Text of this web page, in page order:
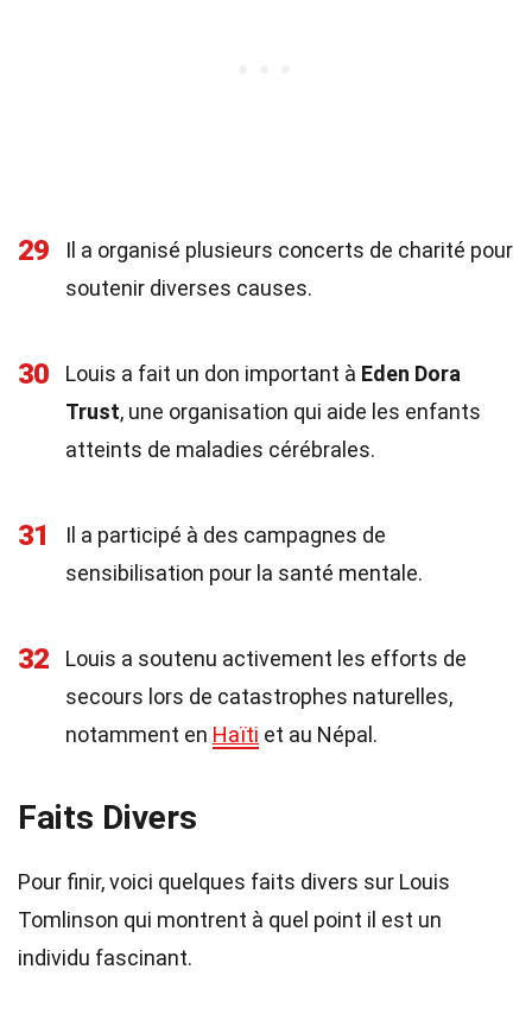
29
Il a organisé plusieurs concerts de charité pour
soutenir diverses causes.
30 Louis a fait un don important à Eden Dora
Trust, une organisation qui aide les enfants
atteints de maladies cérébrales.
31
Il a participé à des campagnes de
sensibilisation pour la santé mentale.
32
Louis a soutenu activement les efforts de
secours lors de catastrophes naturelles,
notamment en Haïti et au Népal.
Faits Divers
Pour finir, voici quelques faits divers sur Louis
Tomlinson qui montrent à quel point il est un
individu fascinant.